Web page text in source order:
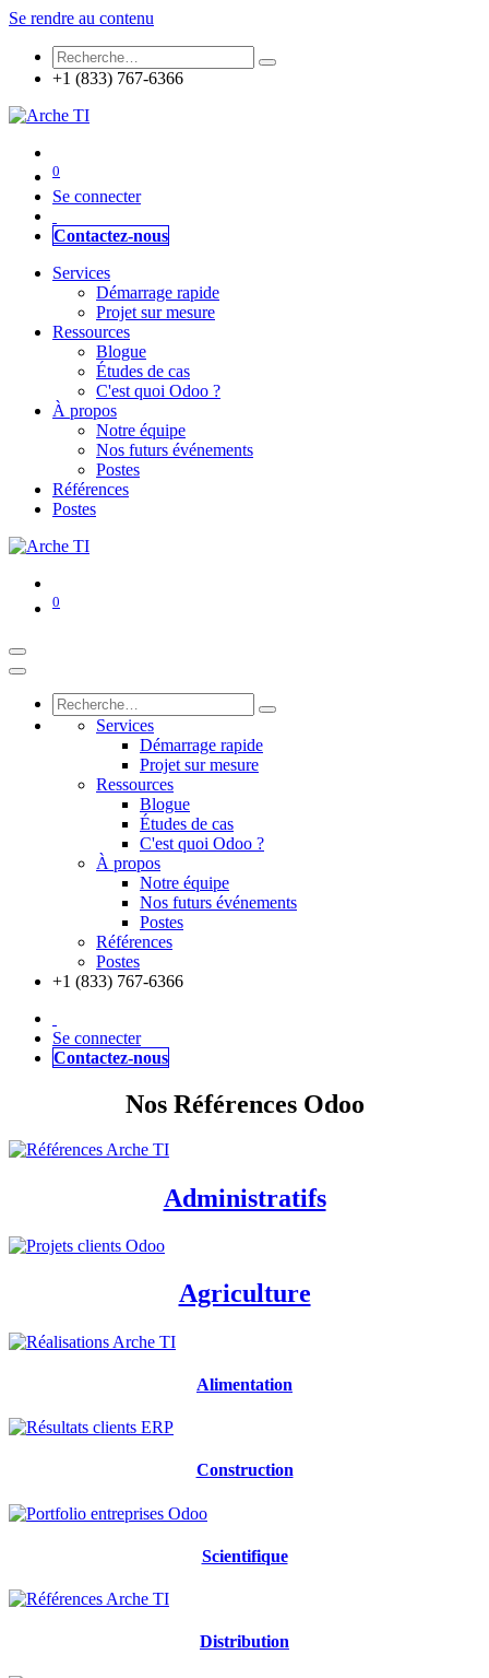
Se rendre au contenu
+1 (833) 767-6366
0
Se connecter
Contactez-nous
Services
Démarrage rapide
Projet sur mesure
Ressources
Blogue
Études de cas
C'est quoi Odoo ?
À propos
Notre équipe
Nos futurs événements
Postes
Références
Postes
0
Services
Démarrage rapide
Projet sur mesure
Ressources
Blogue
Études de cas
C'est quoi Odoo ?
À propos
Notre équipe
Nos futurs événements
Postes
Références
Postes
+1 (833) 767-6366
Se connecter
Contactez-nous
Nos Références Odoo
Administratifs
Agriculture
Alimentation
Construction
Scientifique
Distribution